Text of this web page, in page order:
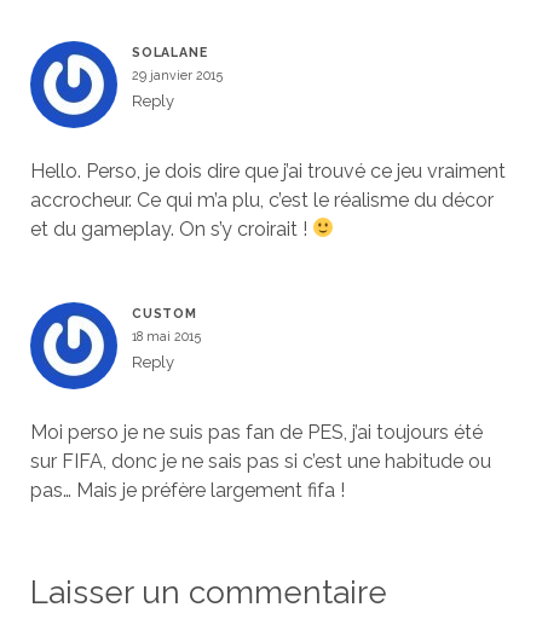
SOLALANE
29 janvier 2015
Reply
Hello. Perso, je dois dire que j’ai trouvé ce jeu vraiment
accrocheur. Ce qui m’a plu, c’est le réalisme du décor
et du gameplay. On s’y croirait !
CUSTOM
18 mai 2015
Reply
Moi perso je ne suis pas fan de PES, j’ai toujours été
sur FIFA, donc je ne sais pas si c’est une habitude ou
pas… Mais je préfère largement fifa !
Laisser un commentaire